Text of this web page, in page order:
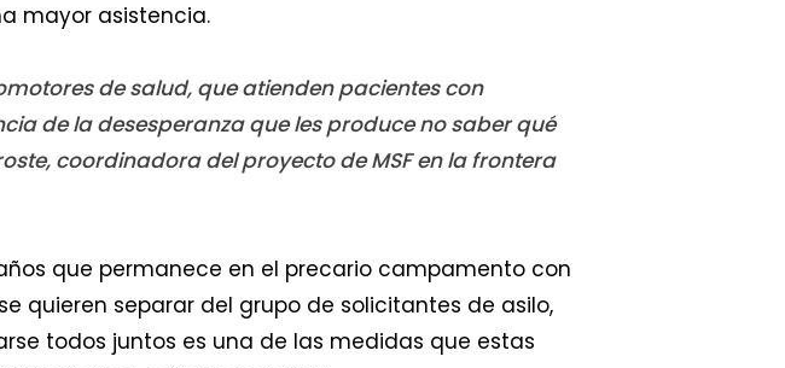
mayor asistencia.
de salud, que atienden pacientes con
de la desesperanza que les produce no saber qué
coordinadora del proyecto de MSF en la frontera
que permanece en el precario campamento con
quieren separar del grupo de solicitantes de asilo,
todos juntos es una de las medidas que estas